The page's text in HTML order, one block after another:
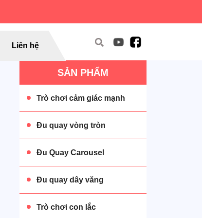
Liên hệ
SẢN PHẨM
Trò chơi cảm giác mạnh
Đu quay vòng tròn
Đu Quay Carousel
Đu quay dây văng
Trò chơi con lắc